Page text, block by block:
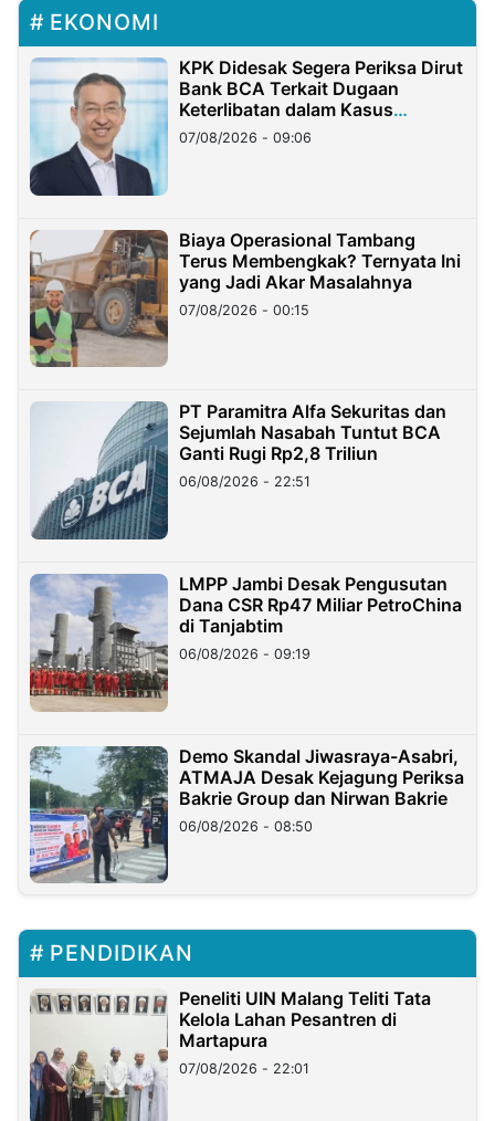
EKONOMI
KPK Didesak Segera Periksa Dirut
Bank BCA Terkait Dugaan
Keterlibatan dalam Kasus
Hilangnya Dana Nasabah Rp2,58
Miliar
07/08/2026 - 09:06
Biaya Operasional Tambang
Terus Membengkak? Ternyata Ini
yang Jadi Akar Masalahnya
07/08/2026 - 00:15
PT Paramitra Alfa Sekuritas dan
Sejumlah Nasabah Tuntut BCA
Ganti Rugi Rp2,8 Triliun
06/08/2026 - 22:51
LMPP Jambi Desak Pengusutan
Dana CSR Rp47 Miliar PetroChina
di Tanjabtim
06/08/2026 - 09:19
Demo Skandal Jiwasraya-Asabri,
ATMAJA Desak Kejagung Periksa
Bakrie Group dan Nirwan Bakrie
06/08/2026 - 08:50
PENDIDIKAN
Peneliti UIN Malang Teliti Tata
Kelola Lahan Pesantren di
Martapura
07/08/2026 - 22:01